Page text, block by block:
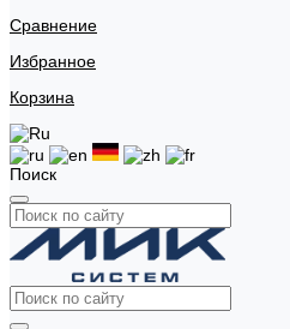
Сравнение
Избранное
Корзина
Поиск